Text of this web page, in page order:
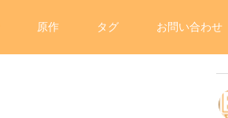
原作 タグ お問い合わせ